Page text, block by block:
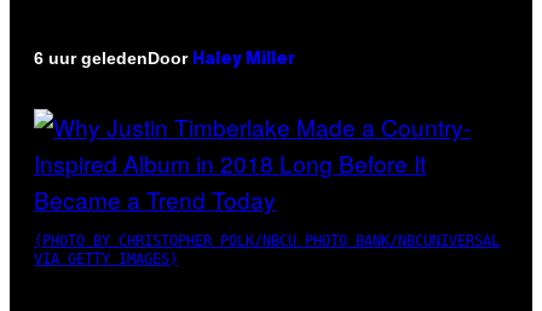
6 uur geledenDoor Haley Miller
(PHOTO BY CHRISTOPHER POLK/NBCU PHOTO BANK/NBCUNIVERSAL
VIA GETTY IMAGES)